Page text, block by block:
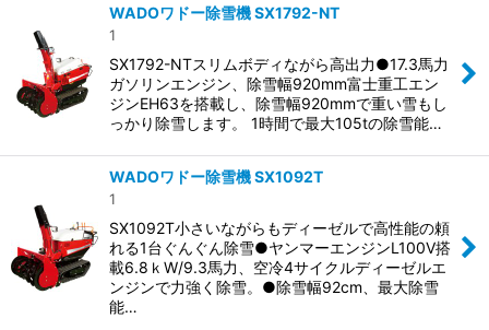
WADOワドー除雪機 SX1792-NT
1
SX1792-NTスリムボディながら高出力●17.3馬力
ガソリンエンジン、除雪幅920mm富士重工エン
ジンEH63を搭載し、除雪幅920mmで重い雪もし
っかり除雪します。 1時間で最大105tの除雪能…
WADOワドー除雪機 SX1092T
1
SX1092T小さいながらもディーゼルで高性能の頼
れる1台ぐんぐん除雪●ヤンマーエンジンL100V搭
載6.8ｋW/9.3馬力、空冷4サイクルディーゼルエ
ンジンで力強く除雪。●除雪幅92cm、最大除雪
能…